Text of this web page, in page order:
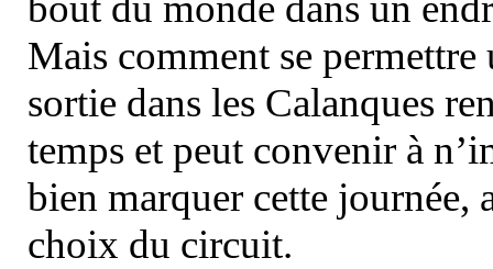
Mais comment se permettre
sortie dans les Calanques
temps et peut convenir à
bien marquer cette journée,
choix du circuit.